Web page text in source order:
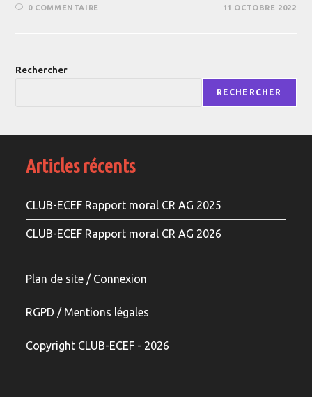
0 COMMENTAIRE 11 OCTOBRE 2022
Rechercher
RECHERCHER
Articles récents
CLUB-ECEF Rapport moral CR AG 2025
CLUB-ECEF Rapport moral CR AG 2026
Plan de site / Connexion
RGPD / Mentions légales
Copyright CLUB-ECEF - 2026